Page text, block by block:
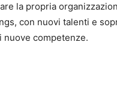
la propria
con nuovi talenti e
nuove competenze.